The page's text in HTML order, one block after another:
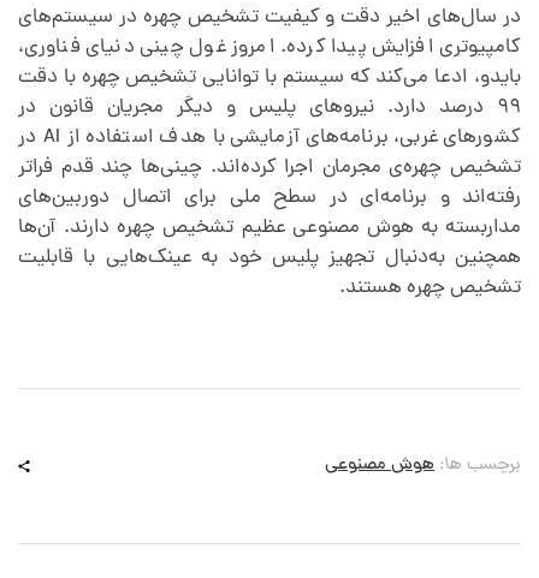
در سال‌های اخیر دقت و کیفیت تشخیص چهره در سیستم‌‌های
کامپیوتری افزایش پیدا کرده. امروز غول چینی دنیای فناوری،
بایدو، ادعا می‌کند که سیستم با توانایی تشخیص چهره با دقت
۹۹ درصد دارد. نیروهای پلیس و دیگر مجریان قانون در
کشورهای غربی، برنامه‌های آزمایشی با هدف استفاده از AI در
تشخیص چهره‌ی مجرمان اجرا کرده‌اند. چینی‌ها چند قدم فراتر
رفته‌اند و برنامه‌ای در سطح ملی برای اتصال دوربین‌های
مداربسته به هوش مصنوعی عظیم تشخیص چهره دارند. آن‌ها
همچنین به‌دنبال تجهیز پلیس خود به عینک‌هایی با قابلیت
تشخیص چهره هستند.
برچسب ها: هوش مصنوعی